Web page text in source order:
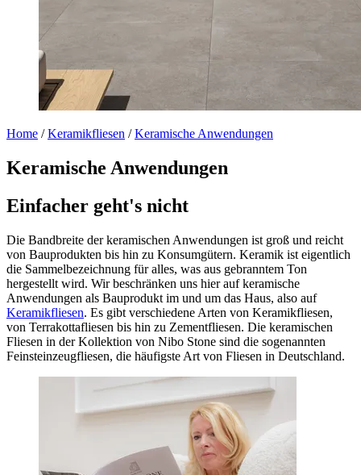
Home /Keramikfliesen /Keramische Anwendungen
Keramische Anwendungen
Einfacher geht's nicht
Die Bandbreite der keramischen Anwendungen ist groß und reicht
von Bauprodukten bis hin zu Konsumgütern. Keramik ist eigentlich
die Sammelbezeichnung für alles, was aus gebranntem Ton
hergestellt wird. Wir beschränken uns hier auf keramische
Anwendungen als Bauprodukt im und um das Haus, also auf
Keramikfliesen. Es gibt verschiedene Arten von Keramikfliesen,
von Terrakottafliesen bis hin zu Zementfliesen. Die keramischen
Fliesen in der Kollektion von Nibo Stone sind die sogenannten
Feinsteinzeugfliesen, die häufigste Art von Fliesen in Deutschland.